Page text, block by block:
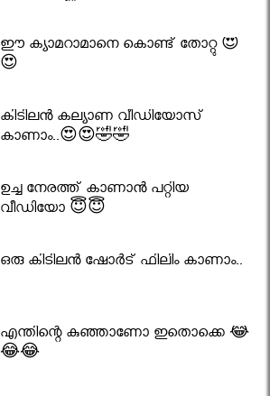
ഈ ക്യാമറാമാനെ കൊണ്ട് തോറ്റു 😍
😍
കിടിലൻ കല്യാണ വീഡിയോസ്
കാണാം..😍😍🤣🤣
ഉച്ച നേരത്ത് കാണാൻ പറ്റിയ
വീഡിയോ 😇😇
ഒരു കിടിലൻ ഷോർട് ഫിലിം കാണാം..
എന്തിന്റെ കുഞ്ഞാണോ ഇതൊക്കെ 😂
😂😂